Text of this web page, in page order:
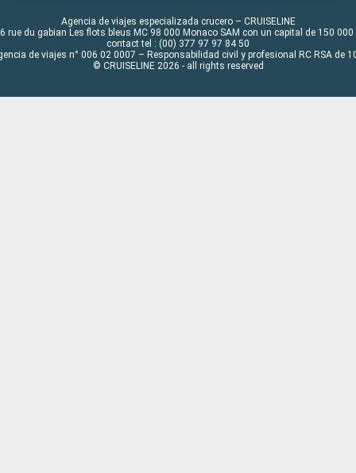
Agencia de viajes especializada crucero – CRUISELINE
rue du gabian Les flots bleus MC 98 000 Monaco SAM con un capital de 150 000
contact tel : (00) 377 97 97 84 50
de viajes n° 006 02 0007 – Responsabilidad civil y profesional RC RSA de
© CRUISELINE 2026 - all rights reserved